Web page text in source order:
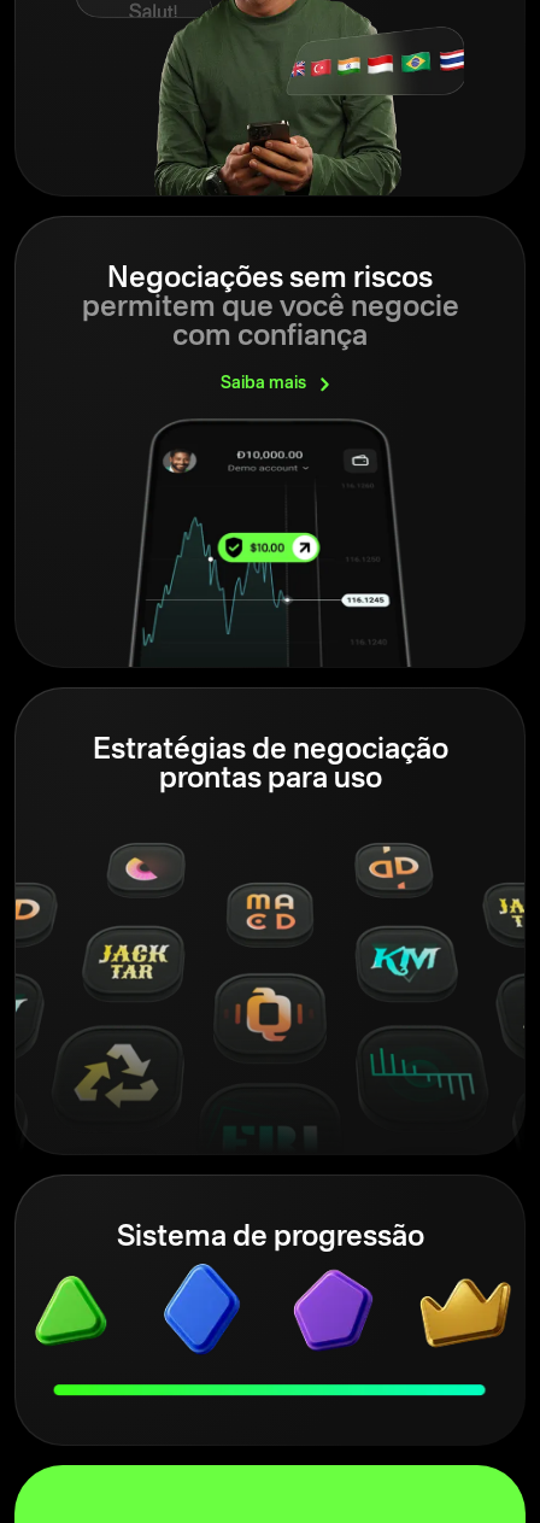
Negociações sem riscos
permitem que você negocie
com confiança
Saiba mais
Estratégias de negociação
prontas para uso
Sistema de progressão